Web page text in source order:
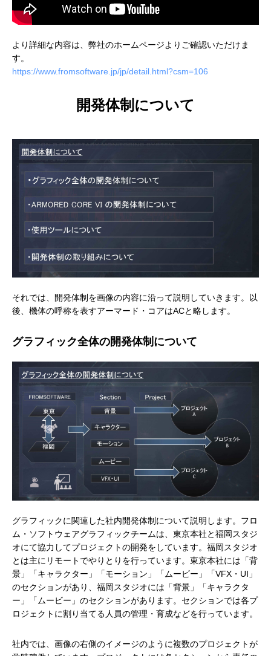
より詳細な内容は、弊社のホームページよりご確認いただけま
す。
https://www.fromsoftware.jp/jp/detail.html?csm=106
開発体制について
それでは、開発体制を画像の内容に沿って説明していきます。以
後、機体の呼称を表すアーマード・コアはACと略します。
グラフィック全体の開発体制について
グラフィックに関連した社内開発体制について説明します。フロ
ム・ソフトウェアグラフィックチームは、東京本社と福岡スタジ
オにて協力してプロジェクトの開発をしています。福岡スタジオ
とは主にリモートでやりとりを行っています。東京本社には「背
景」「キャラクター」「モーション」「ムービー」「VFX・UI」
のセクションがあり、福岡スタジオには「背景」「キャラクタ
ー」「ムービー」のセクションがあります。セクションでは各プ
ロジェクトに割り当てる人員の管理・育成などを行っています。
社内では、画像の右側のイメージのように複数のプロジェクトが